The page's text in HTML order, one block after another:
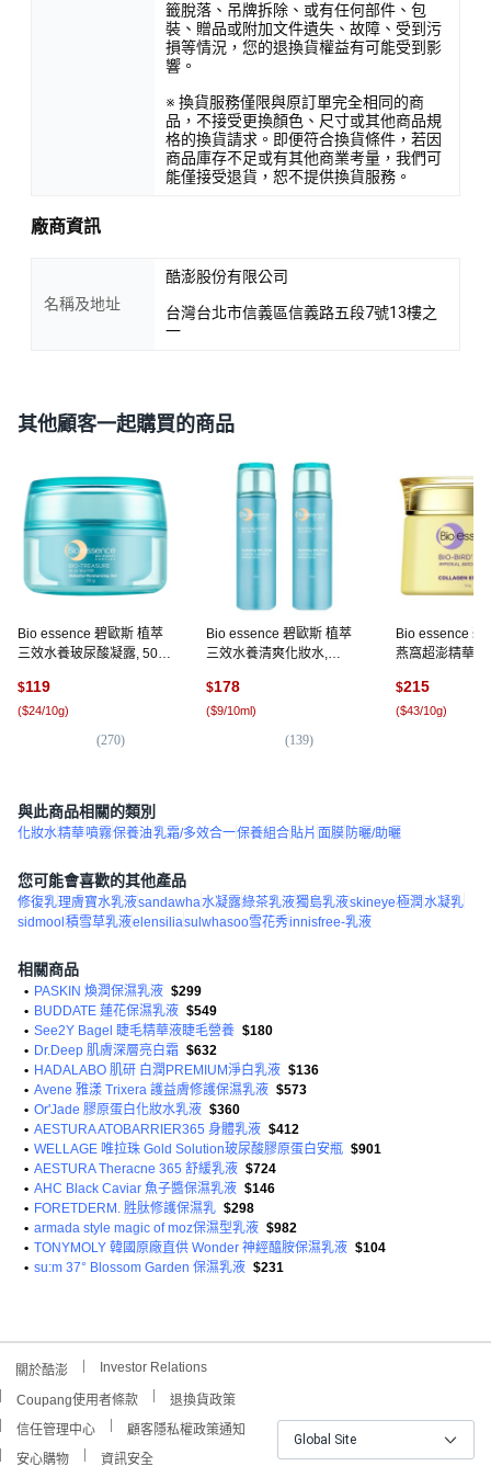
籤脫落、吊牌拆除、或有任何部件、包
裝、贈品或附加文件遺失、故障、受到污
損等情況，您的退換貨權益有可能受到影
響。
※ 換貨服務僅限與原訂單完全相同的商
品，不接受更換顏色、尺寸或其他商品規
格的換貨請求。即便符合換貨條件，若因
商品庫存不足或有其他商業考量，我們可
能僅接受退貨，恕不提供換貨服務。
廠商資訊
名稱及地址
酷澎股份有限公司
台灣台北市信義區信義路五段7號13樓之
一
其他顧客一起購買的商品
Bio essence 碧歐斯 植萃
三效水養玻尿酸凝露, 50g,
$119
($24/10g)
(270)
Bio essence 碧歐斯 植萃
三效水養清爽化妝水,
$178
($9/10ml)
(139)
Bio essence 碧
燕窩超澎精華霜
$215
($43/10g)
與此商品相關的類別
化妝水精華噴霧保養油乳霜/多效合一保養組合貼片 面膜 防曬/助曬
您可能會喜歡的其他產品
修復乳理膚寶水乳液sandawha水凝露綠茶乳液獨島乳液skineye極潤水凝乳
sidmool 積雪草乳液elensiliasulwhasoo雪花秀innisfree-乳液
相關商品
• PASKIN 煥潤保濕乳液 $299
• BUDDATE 蓮花保濕乳液 $549
• See2Y Bagel 睫毛精華液睫毛營養 $180
• Dr.Deep 肌膚深層亮白霜 $632
• HADALABO 肌研 白潤PREMIUM淨白乳液 $136
• Avene 雅漾 Trixera 護益膚修護保濕乳液 $573
• Or'Jade 膠原蛋白化妝水乳液 $360
• AESTURA ATOBARRIER365 身體乳液 $412
• WELLAGE 唯拉珠 Gold Solution玻尿酸膠原蛋白安瓶 $901
• AESTURA Theracne 365 舒緩乳液 $724
• AHC Black Caviar 魚子醬保濕乳液 $146
• FORETDERM. 胜肽修護保濕乳 $298
• armada style magic of moz保濕型乳液 $982
• TONYMOLY 韓國原廠直供 Wonder 神經醯胺保濕乳液 $104
• su:m 37° Blossom Garden 保濕乳液 $231
關於酷澎 Investor Relations
Coupang使用者條款
退換貨政策
信任管理中心
顧客隱私權政策通知
安心購物
資訊安全
Global Site